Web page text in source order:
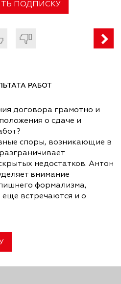
ПОДПИСКУ
РАБОТ
договора грамотно и
о сдаче и
споры, возникающие в
недостатков. Антон
внимание
формализма,
встречаются и о